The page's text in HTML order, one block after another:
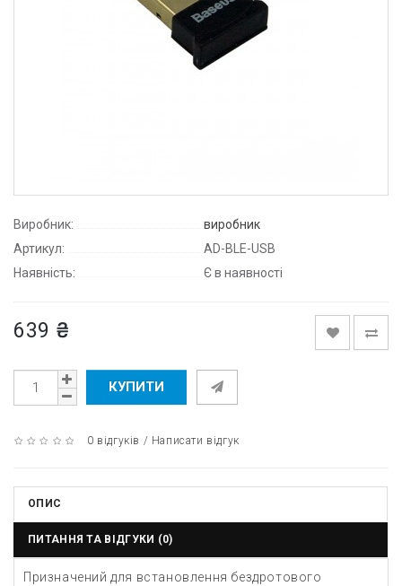
Виробник:
виробник
Артикул:
AD-BLE-USB
Наявність:
Є в наявності
639 ₴
КУПИТИ
0 відгуків / Написати відгук
ОПИС
ПИТАННЯ ТА ВІДГУКИ (0)
Призначений для встановлення бездротового